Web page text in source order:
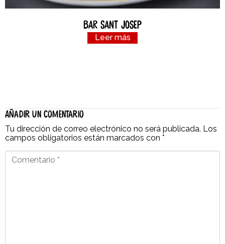
Bar Sant Josep
Leer más
Añadir un comentario
Tu dirección de correo electrónico no será publicada. Los
campos obligatorios están marcados con *
Comentario